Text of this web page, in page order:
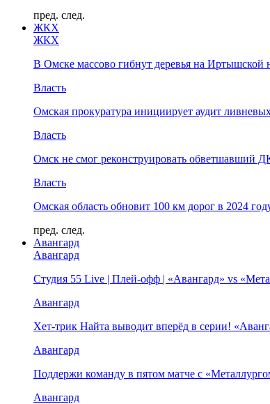
пред. след.
ЖКХ
ЖКХ
В Омске массово гибнут деревья на Иртышской
Власть
Омская прокуратура инициирует аудит
Власть
Омск не смог реконструировать обветшавший
Власть
Омская область обновит 100 км дорог в 2024
пред. след.
Авангард
Авангард
Студия 55 Live | Плей-офф | «Авангард» vs
Авангард
Хет-трик Найта выводит вперёд в серии!
Авангард
Поддержи команду в пятом матче с
Авангард